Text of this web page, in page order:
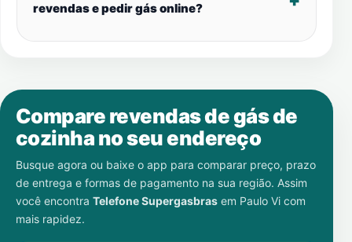
revendas e pedir gás online?
Compare revendas de gás de
cozinha no seu endereço
Busque agora ou baixe o app para comparar preço, prazo
de entrega e formas de pagamento na sua região. Assim
você encontra Telefone Supergasbras em Paulo Vi com
mais rapidez.